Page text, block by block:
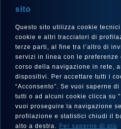
LINGUA
Italiano
SEGUICI SU
sito
Questo sito utilizza cookie
cookie e altri tracciatori di
terze parti, al fine tra l’altro di
servizi in linea con le preferenze
corso della navigazione in rete,
dispositivi. Per accettare tutti i
“Acconsento”. Se vuoi saperne
tutti o ad alcuni cookie clicca su
vuoi proseguire la navigazione
profilazione e statistici chiudi il
alto a destra. Per saperne di più